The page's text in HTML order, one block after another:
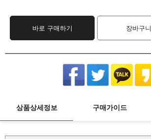
바로 구매하기 장바구니
상품상세정보 구매가이드